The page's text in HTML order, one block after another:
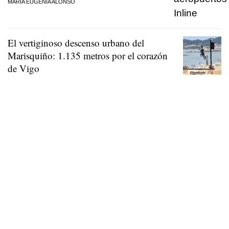
MARÍA EUGENIA ALONSO
El vertiginoso descenso urbano del
Marisquiño: 1.135 metros por el corazón
de Vigo